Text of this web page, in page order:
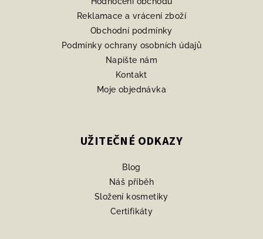
Reklamace a vrácení zboží
Obchodní podmínky
Podmínky ochrany osobních údajů
Napište nám
Kontakt
Moje objednávka
UŽITEČNÉ ODKAZY
Blog
Náš příběh
Složení kosmetiky
Certifikáty